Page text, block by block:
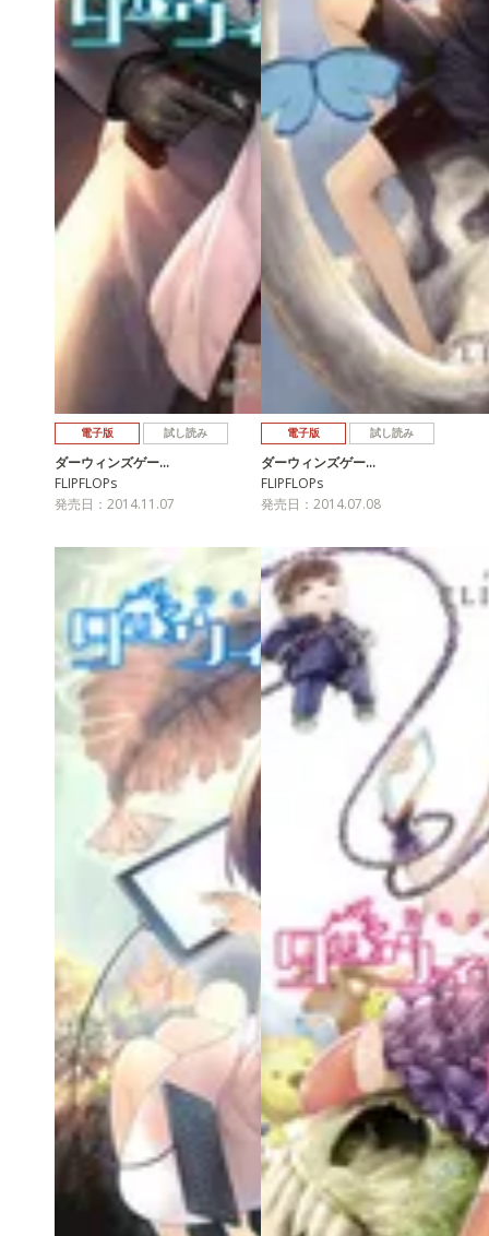
電子版 試し読み
ダーウィンズゲー…
FLIPFLOPs
発売日：2014.11.07
電子版 試し読み
ダーウィンズゲー…
FLIPFLOPs
発売日：2014.07.08